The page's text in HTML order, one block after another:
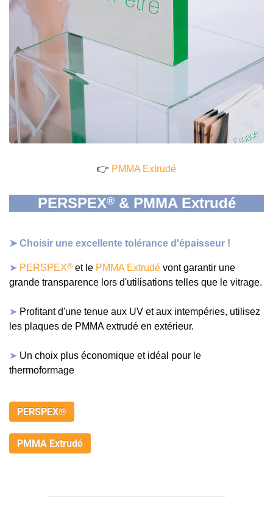
👉 PMMA Extrudé
PERSPEX®& PMMA Extrudé
➤Choisir une excellente tolérance d'épaisseur !
➤ PERSPEX® et le PMMA Extrudé vont garantir une
grande transparence lors d'utilisations telles que le vitrage.
➤ Profitant d'une tenue aux UV et aux intempéries, utilisez
les plaques de PMMA extrudé en extérieur.
➤ Un choix plus économique et idéal pour le
thermoformage
PERSPEX®
PMMA Extrudé